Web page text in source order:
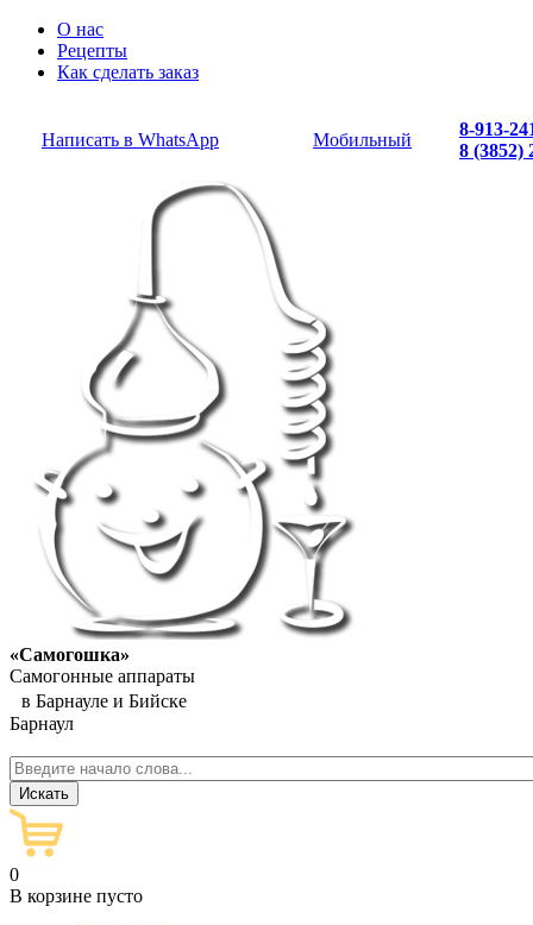
О нас
Рецепты
Как сделать заказ
Написать в WhatsApp Мобильный
8-913-
8 (3852)
«Самогошка»
Самогонные аппараты
в Барнауле и Бийске
Барнаул
0
В корзине пусто